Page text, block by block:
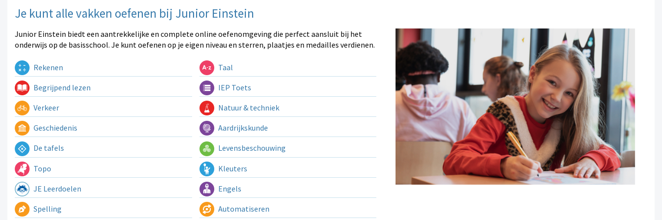
Je kunt alle vakken oefenen bij Junior Einstein
Junior Einstein biedt een aantrekkelijke en complete online oefenomgeving die perfect aansluit bij het
onderwijs op de basisschool. Je kunt oefenen op je eigen niveau en sterren, plaatjes en medailles verdienen.
Rekenen Taal
Begrijpend lezen IEP Toets
Verkeer Natuur & techniek
Geschiedenis Aardrijkskunde
De tafels Levensbeschouwing
Topo Kleuters
JE Leerdoelen Engels
Spelling Automatiseren